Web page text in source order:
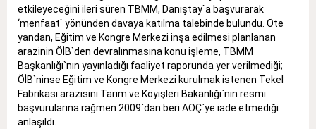
etkileyeceğini ileri süren TBMM, Danıştay`a başvurarak
‘menfaat` yönünden davaya katılma talebinde bulundu. Öte
yandan, Eğitim ve Kongre Merkezi inşa edilmesi planlanan
arazinin ÖİB`den devralınmasına konu işleme, TBMM
Başkanlığı`nın yayınladığı faaliyet raporunda yer verilmediği;
ÖİB`ninse Eğitim ve Kongre Merkezi kurulmak istenen Tekel
Fabrikası arazisini Tarım ve Köyişleri Bakanlığı`nın resmi
başvurularına rağmen 2009`dan beri AOÇ`ye iade etmediği
anlaşıldı.